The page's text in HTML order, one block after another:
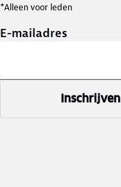
*Alleen voor leden
E-mailadres
Inschrijven